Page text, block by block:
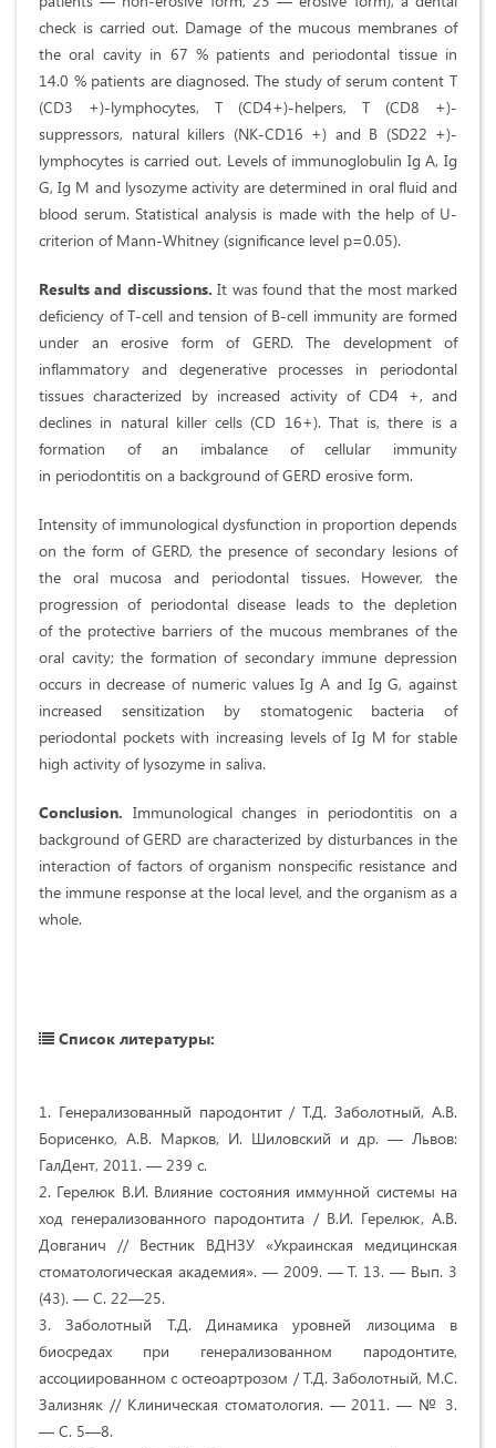
check is carried out. Damage of the mucous membranes of
the oral cavity in 67 % patients and periodontal tissue in
14.0 % patients are diagnosed. The study of serum content T
(CD3 +)-lymphocytes, T (CD4+)-helpers, T (CD8 +)-
suppressors, natural killers (NK-CD16 +) and B (SD22 +)-
lymphocytes is carried out. Levels of immunoglobulin Ig A, Ig
G, Ig M and lysozyme activity are determined in oral fluid and
blood serum. Statistical analysis is made with the help of U-
criterion of Mann-Whitney (significance level p=0.05).
Results and discussions. It was found that the most marked
deficiency of T-cell and tension of B-cell immunity are formed
under an erosive form of GERD. The development of
inflammatory and degenerative processes in periodontal
tissues characterized by increased activity of CD4 +, and
declines in natural killer cells (CD 16+). That is, there is a
formation of an imbalance of cellular immunity
in periodontitis on a background of GERD erosive form.
Intensity of immunological dysfunction in proportion depends
on the form of GERD, the presence of secondary lesions of
the oral mucosa and periodontal tissues. However, the
progression of periodontal disease leads to the depletion
of the protective barriers of the mucous membranes of the
oral cavity; the formation of secondary immune depression
occurs in decrease of numeric values Ig A and Ig G, against
increased sensitization by stomatogenic bacteria of
periodontal pockets with increasing levels of Ig M for stable
high activity of lysozyme in saliva.
Conclusion. Immunological changes in periodontitis on a
background of GERD are characterized by disturbances in the
interaction of factors of organism nonspecific resistance and
the immune response at the local level, and the organism as a
whole.
Список литературы:
1. Генерализованный пародонтит / Т.Д. Заболотный, А.В.
Борисенко, А.В. Марков, И. Шиловский и др. — Львов:
ГалДент, 2011. — 239 с.
2. Герелюк В.И. Влияние состояния иммунной системы на
ход генерализованного пародонтита / В.И. Герелюк, А.В.
Довганич // Вестник ВДНЗУ «Украинская медицинская
стоматологическая академия». — 2009. — Т. 13. — Вып. 3
(43). — С. 22—25.
3. Заболотный Т.Д. Динамика уровней лизоцима в
биосредах при генерализованном пародонтите,
ассоциированном с остеоартрозом / Т.Д. Заболотный, М.С.
Зализняк // Клиническая стоматология. — 2011. — № 3.
— С. 5—8.